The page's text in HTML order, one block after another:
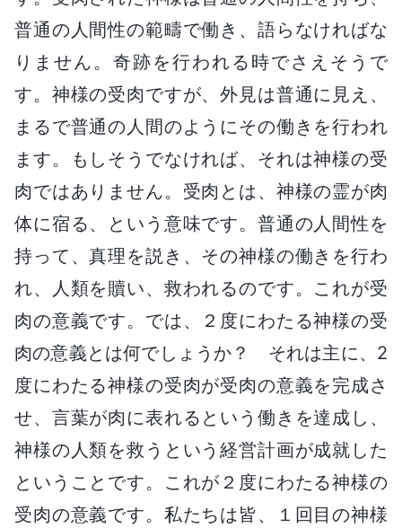
普通の人間性の範疇で働き、語らなければな
りません。奇跡を行われる時でさえそうで
す。神様の受肉ですが、外見は普通に見え、
まるで普通の人間のようにその働きを行われ
ます。もしそうでなければ、それは神様の受
肉ではありません。受肉とは、神様の霊が肉
体に宿る、という意味です。普通の人間性を
持って、真理を説き、その神様の働きを行わ
れ、人類を贖い、救われるのです。これが受
肉の意義です。では、２度にわたる神様の受
肉の意義とは何でしょうか？ それは主に、2
度にわたる神様の受肉が受肉の意義を完成さ
せ、言葉が肉に表れるという働きを達成し、
神様の人類を救うという経営計画が成就した
ということです。これが２度にわたる神様の
受肉の意義です。私たちは皆、１回目の神様